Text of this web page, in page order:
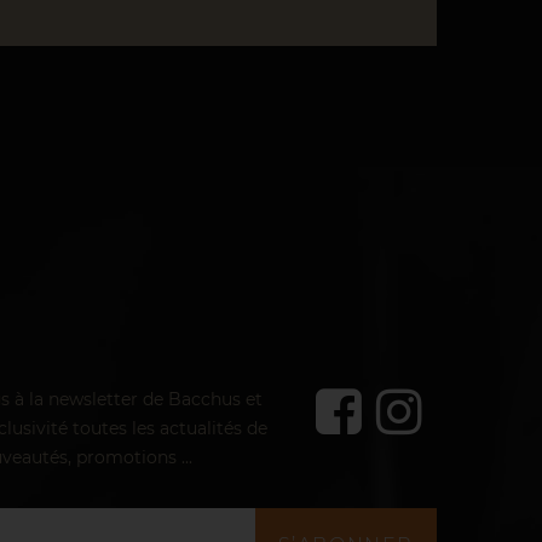
à la newsletter de Bacchus et
toutes les actualités de
promotions ...